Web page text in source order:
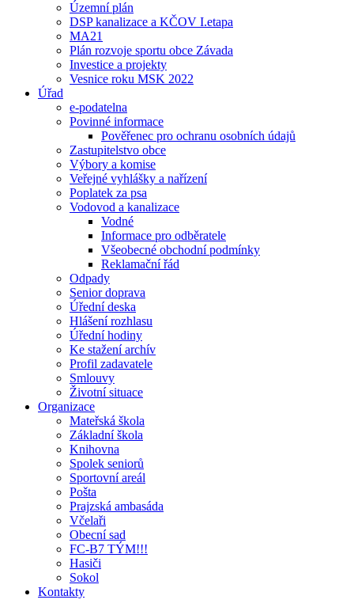
Územní plán
DSP kanalizace a KČOV I.etapa
MA21
Plán rozvoje sportu obce Závada
Investice a projekty
Vesnice roku MSK 2022
Úřad
e-podatelna
Povinné informace
Pověřenec pro ochranu osobních údajů
Zastupitelstvo obce
Výbory a komise
Veřejné vyhlášky a nařízení
Poplatek za psa
Vodovod a kanalizace
Vodné
Informace pro odběratele
Všeobecné obchodní podmínky
Reklamační řád
Odpady
Senior doprava
Úřední deska
Hlášení rozhlasu
Úřední hodiny
Ke stažení archív
Profil zadavatele
Smlouvy
Životní situace
Organizace
Mateřská škola
Základní škola
Knihovna
Spolek seniorů
Sportovní areál
Pošta
Prajzská ambasáda
Včelaři
Obecní sad
FC-B7 TÝM!!!
Hasiči
Sokol
Kontakty